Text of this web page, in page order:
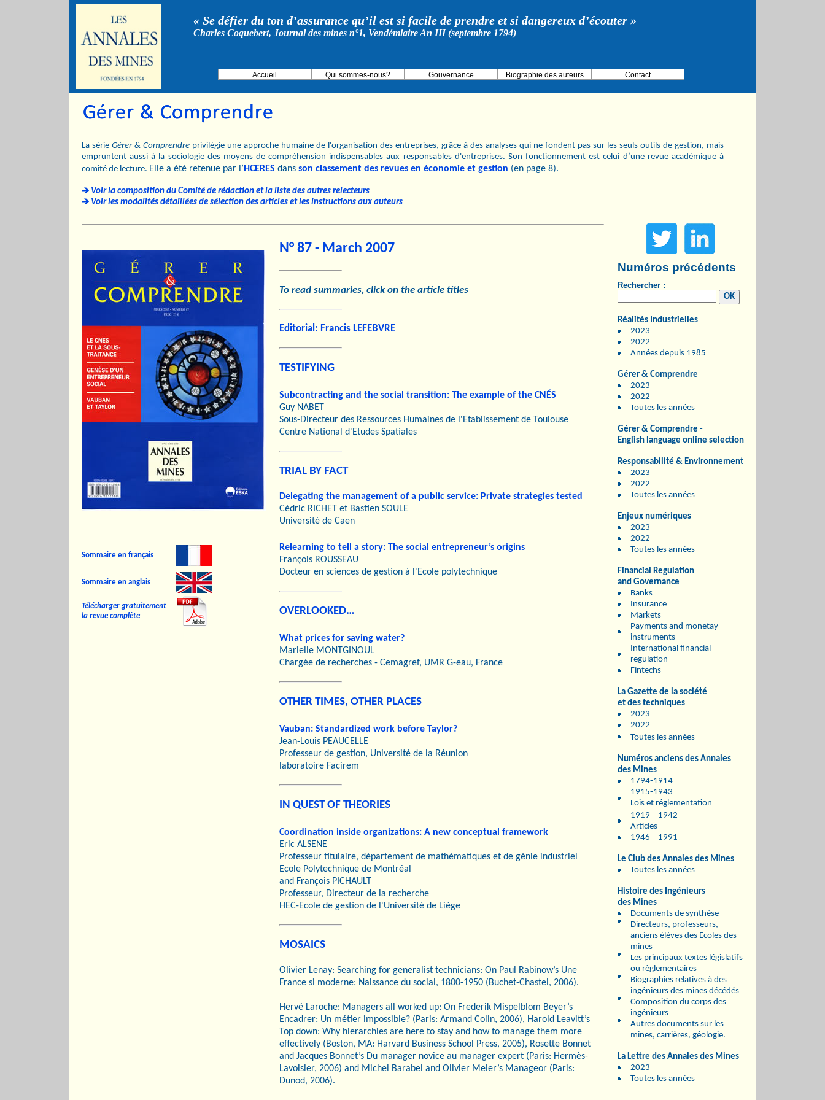
« Se défier du ton d’assurance qu’il est si facile de prendre et si dangereux d’écouter »
Charles Coquebert, Journal des mines n°1, Vendémiaire An III (septembre 1794)
Accueil Qui sommes-nous? Gouvernance Biographie des auteurs Contact
La série Gérer & Comprendre privilégie une approche humaine de l'organisation des entreprises, grâce à des analyses qui ne fondent pas sur les seuls outils de gestion, mais
empruntent aussi à la sociologie des moyens de compréhension indispensables aux responsables d'entreprises. Son fonctionnement est celui d’une revue académique à
comité de lecture. Elle a été retenue par l’ HCERES dans son classement des revues en économie et gestion (en page 8).
Voir la composition du Comité de rédaction et la liste des autres relecteurs
Voir les modalités détaillées de sélection des articles et les instructions aux auteurs
Numéros précédents
Rechercher :
Réalités Industrielles
2023
2022
Années depuis 1985
Gérer & Comprendre
2023
2022
Toutes les années
Gérer & Comprendre -
English language online selection
Responsabilité & Environnement
2023
2022
Toutes les années
Enjeux numériques
2023
2022
Toutes les années
Financial Regulation
and Governance
Banks
Insurance
Markets
Payments and monetay
instruments
International financial
regulation
Fintechs
La Gazette de la société
et des techniques
2023
2022
Toutes les années
Numéros anciens des Annales
des Mines
1794-1914
1915-1943
Lois et réglementation
1919 – 1942
Articles
1946 – 1991
Le Club des Annales des Mines
Toutes les années
Histoire des Ingénieurs
des Mines
Documents de synthèse
Directeurs, professeurs,
anciens élèves des Ecoles des
mines
Les principaux textes législatifs
ou règlementaires
Biographies relatives à des
ingénieurs des mines décédés
Composition du corps des
ingénieurs
Autres documents sur les
mines, carrières, géologie.
La Lettre des Annales des Mines
2023
Toutes les années
Sommaire en français
Sommaire en anglais
Télécharger gratuitement
la revue complète
N° 87 - March 2007
To read summaries, click on the article titles
Editorial: Francis LEFEBVRE
TESTIFYING
Subcontracting and the social transition: The example of the CNÉS
Guy NABET
Sous-Directeur des Ressources Humaines de l'Etablissement de Toulouse
Centre National d'Etudes Spatiales
TRIAL BY FACT
Delegating the management of a public service: Private strategies tested
Cédric RICHET et Bastien SOULE
Université de Caen
Relearning to tell a story: The social entrepreneur’s origins
François ROUSSEAU
Docteur en sciences de gestion à l'Ecole polytechnique
OVERLOOKED…
What prices for saving water?
Marielle MONTGINOUL
Chargée de recherches - Cemagref, UMR G-eau, France
OTHER TIMES, OTHER PLACES
Vauban: Standardized work before Taylor?
Jean-Louis PEAUCELLE
Professeur de gestion, Université de la Réunion
laboratoire Facirem
IN QUEST OF THEORIES
Coordination inside organizations: A new conceptual framework
Eric ALSENE
Professeur titulaire, département de mathématiques et de génie industriel
Ecole Polytechnique de Montréal
and François PICHAULT
Professeur, Directeur de la recherche
HEC-Ecole de gestion de l'Université de Liège
MOSAICS
Olivier Lenay: Searching for generalist technicians: On Paul Rabinow’s Une
France si moderne: Naissance du social, 1800-1950 (Buchet-Chastel, 2006).
Hervé Laroche: Managers all worked up: On Frederik Mispelblom Beyer’s
Encadrer: Un métier impossible? (Paris: Armand Colin, 2006), Harold Leavitt’s
Top down: Why hierarchies are here to stay and how to manage them more
effectively (Boston, MA: Harvard Business School Press, 2005), Rosette Bonnet
and Jacques Bonnet’s Du manager novice au manager expert (Paris: Hermès-
Lavoisier, 2006) and Michel Barabel and Olivier Meier’s Manageor (Paris:
Dunod, 2006).